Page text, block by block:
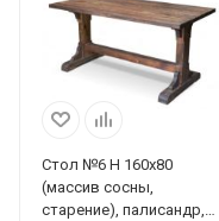
Стол №6 Н 160х80
(массив сосны,
старение), палисандр,